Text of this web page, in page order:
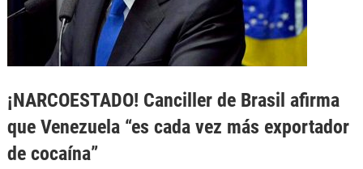
¡NARCOESTADO! Canciller de Brasil afirma
que Venezuela “es cada vez más exportador
de cocaína”